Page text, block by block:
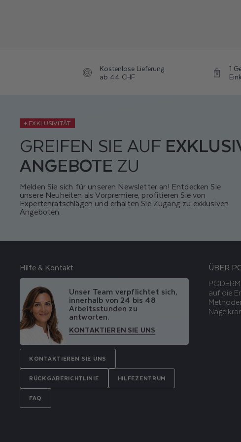
Kostenlose Lieferung
ab 44 CHF
1
+ EXKLUSIVITÄT
GREIFEN SIE AUF
ANGEBOTE ZU
Melden Sie sich für unseren Newsletter an! Entdecken Sie
unsere Neuheiten als Vorpremiere, profitieren Sie von
Expertenratschlägen und erhalten Sie Zugang zu exklusiven
Angeboten.
Hilfe & Kontakt
Unser Team verpflichtet sich,
innerhalb von 24 bis 48
Arbeitsstunden zu
antworten.
KONTAKTIEREN SIE UNS
KONTAKTIEREN SIE UNS
RÜCKGABERICHTLINIE HILFEZENTRUM
FAQ
ÜBER
auf die